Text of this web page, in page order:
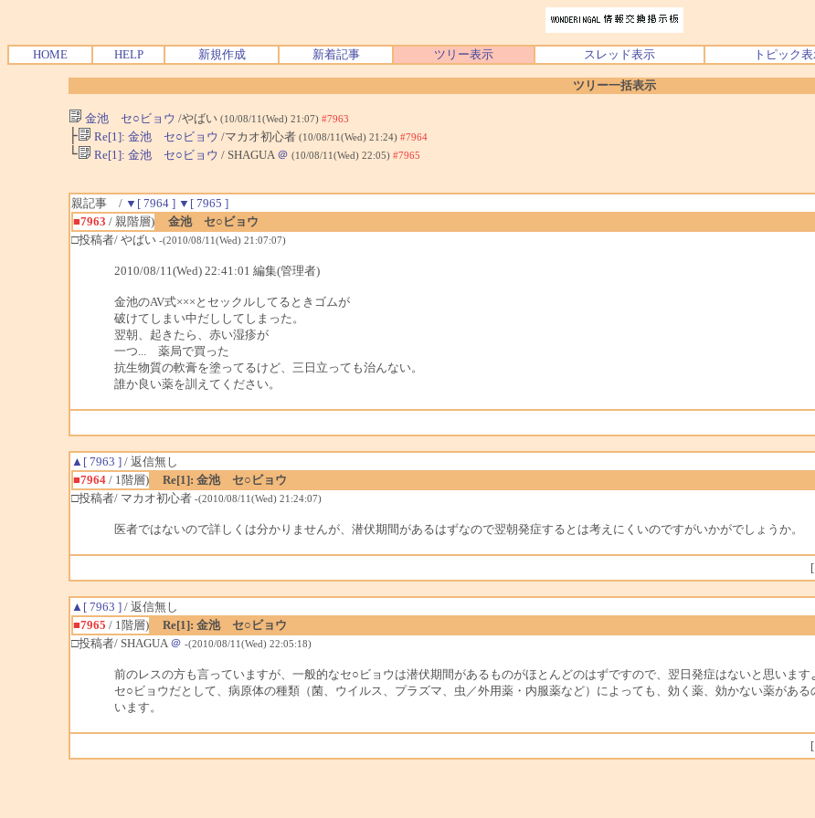
HOME HELP 新規作成 新着記事 ツリー表示 スレッド表示 トピック
ツリー一括表示
金池 セ○ビョウ /やばい (10/08/11(Wed) 21:07) #7963
├ Re[1]: 金池 セ○ビョウ /マカオ初心者 (10/08/11(Wed) 21:24) #7964
└ Re[1]: 金池 セ○ビョウ / SHAGUA ＠ (10/08/11(Wed) 22:05) #7965
親記事 / ▼[ 7964 ] ▼[ 7965 ]
■7963 / 親階層)
金池 セ○ビョウ
□投稿者/ やばい -(2010/08/11(Wed) 21:07:07)
2010/08/11(Wed) 22:41:01 編集(管理者)
金池のAV式×××とセックルしてるときゴムが
破けてしまい中だししてしまった。
翌朝、起きたら、赤い湿疹が
一つ... 薬局で買った
抗生物質の軟膏を塗ってるけど、三日立っても治んない。
誰か良い薬を訓えてください。
▲[ 7963 ]/ 返信無し
■7964/ 1階層)
Re[1]: 金池 セ○ビョウ
□投稿者/ マカオ初心者 -(2010/08/11(Wed) 21:24:07)
医者ではないので詳しくは分かりませんが、潜伏期間があるはずなので翌朝発症するとは考えにくいのですがいかがでしょうか。
[
▲[ 7963 ]/ 返信無し
■7965 / 1階層)
Re[1]: 金池 セ○ビョウ
□投稿者/ SHAGUA ＠ -(2010/08/11(Wed) 22:05:18)
前のレスの方も言っていますが、一般的なセ○ビョウは潜伏期間があるものがほとんどのはずですので、翌日発症はないと思います
セ○ビョウだとして、病原体の種類（菌、ウイルス、プラズマ、虫／外用薬・内服薬など）によっても、効く薬、効かない薬があ
います。
[